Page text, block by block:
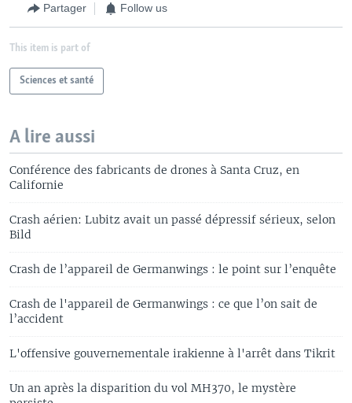
Partager Follow us
This item is part of
Sciences et santé
A lire aussi
Conférence des fabricants de drones à Santa Cruz, en
Californie
Crash aérien: Lubitz avait un passé dépressif sérieux, selon
Bild
Crash de l’appareil de Germanwings : le point sur l’enquête
Crash de l'appareil de Germanwings : ce que l’on sait de
l’accident
L'offensive gouvernementale irakienne à l'arrêt dans Tikrit
Un an après la disparition du vol MH370, le mystère